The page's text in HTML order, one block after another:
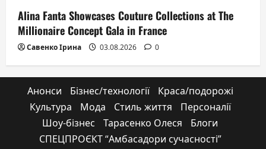
Alina Fanta Showcases Couture Collections at The
Millionaire Concept Gala in France
Савенко Ірина 03.08.2026 0
Анонси Бізнес/технології
Краса/подорожі
Культура
Мода Стиль життя
Персоналії
Шоу-бізнес
Тарасенко Олеся
Блоги
СПЕЦПРОЄКТ “Амбасадори сучасності”